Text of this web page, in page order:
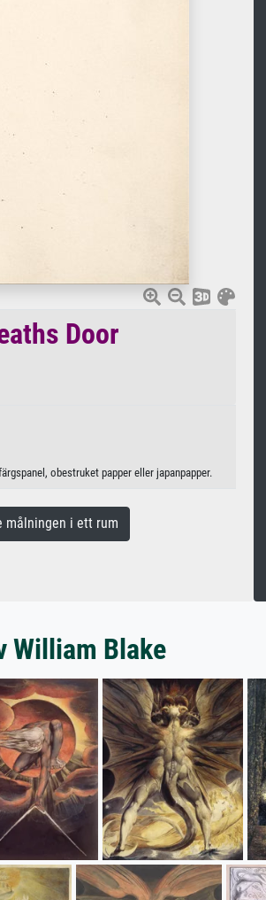
Door
obestruket papper eller japanpapper.
målningen i ett rum
William Blake